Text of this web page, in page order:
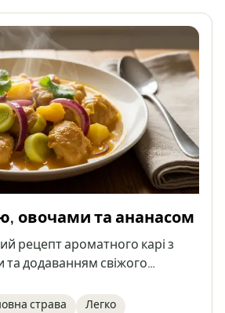
овочами та ананасом
рецепт ароматного карі з
додаванням свіжого
залишки з бульйону.
страва
Легко